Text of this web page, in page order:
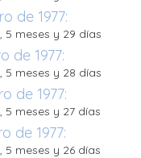
de 1977:
5 meses y 29 días
de 1977:
5 meses y 28 días
de 1977:
5 meses y 27 días
de 1977:
5 meses y 26 días